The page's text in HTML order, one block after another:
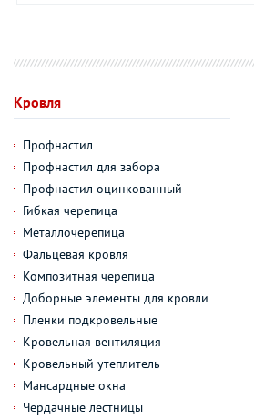
Кровля
Профнастил
Профнастил для забора
Профнастил оцинкованный
Гибкая черепица
Металлочерепица
Фальцевая кровля
Композитная черепица
Доборные элементы для кровли
Пленки подкровельные
Кровельная вентиляция
Кровельный утеплитель
Мансардные окна
Чердачные лестницы